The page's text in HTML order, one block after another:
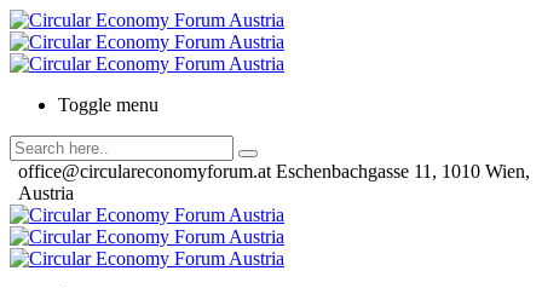
Toggle menu
office@circulareconomyforum.at Eschenbachgasse 11, 1010 Wien,
Austria